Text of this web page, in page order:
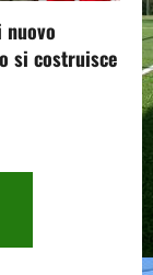
nuovo
si costruisce